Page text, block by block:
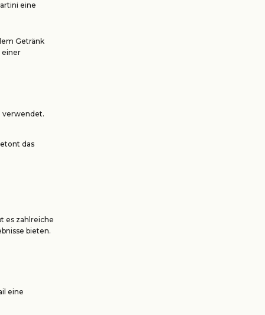
eine
Getränk
einer
verwendet.
das
es zahlreiche
bieten.
eine